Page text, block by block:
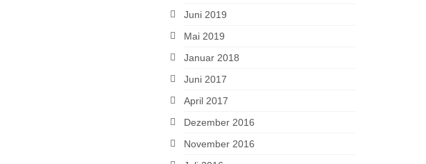
Juni 2019
Mai 2019
Januar 2018
Juni 2017
April 2017
Dezember 2016
November 2016